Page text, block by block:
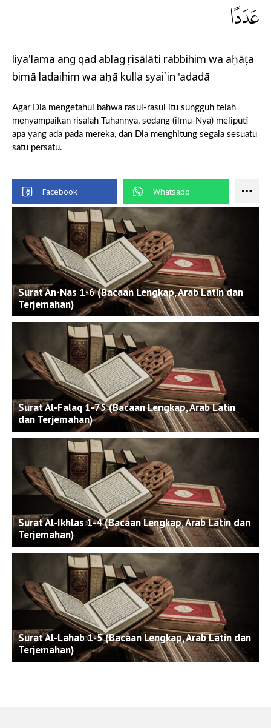
عَدَدًا
liya'lama ang qad ablagụ risālāti rabbihim wa aḥāṭa
bimā ladaihim wa aḥṣā kulla syai`in 'adadā
Agar Dia mengetahui bahwa rasul-rasul itu sungguh telah
menyampaikan risalah Tuhannya, sedang (ilmu-Nya) meliputi
apa yang ada pada mereka, dan Dia menghitung segala sesuatu
satu persatu.
Surat An-Nas 1-6 (Bacaan Lengkap, Arab Latin dan
Terjemahan)
Surat Al-Falaq 1-75 (Bacaan Lengkap, Arab Latin
dan Terjemahan)
Surat Al-Ikhlas 1-4 (Bacaan Lengkap, Arab Latin dan
Terjemahan)
Surat Al-Lahab 1-5 (Bacaan Lengkap, Arab Latin dan
Terjemahan)